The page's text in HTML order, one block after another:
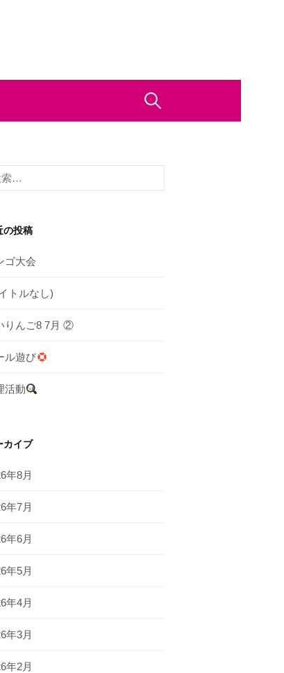
検
の投稿
ゴ大会
トルなし)
りんご8 7月 ②
ル遊び
活動
カイブ
年8月
年7月
年6月
年5月
年4月
年3月
年2月